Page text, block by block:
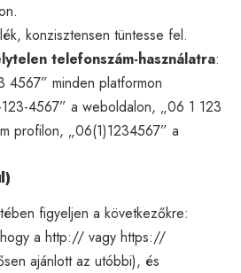
konzisztensen tüntesse fel.
telefonszám-használatra:
4567” minden platformon
4567” a weboldalon, „06 1 123
profilon, „06(1)1234567” a
figyeljen a következőkre:
a http:// vagy https://
ajánlott az utóbbi), és